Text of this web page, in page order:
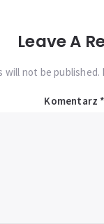
Leave A
will not be
Komentarz *